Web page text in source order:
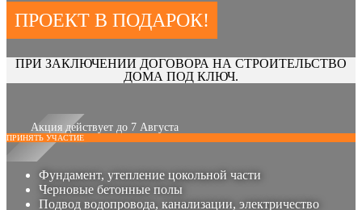
ПРОЕКТ В ПОДАРОК!
ПРИ ЗАКЛЮЧЕНИИ ДОГОВОРА НА СТРОИТЕЛЬСТВО
ДОМА ПОД КЛЮЧ.
Акция действует до 7 Августа
ПРИНЯТЬ УЧАСТИЕ
Фундамент, утепление цокольной части
Черновые бетонные полы
Подвод водопровода, канализации, электричество